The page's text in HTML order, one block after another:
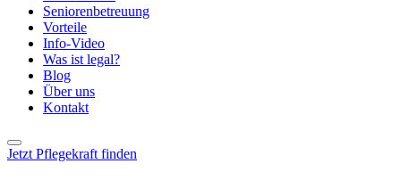
Seniorenbetreuung
Vorteile
Info-Video
Was ist legal?
Blog
Über uns
Kontakt
Jetzt Pflegekraft finden